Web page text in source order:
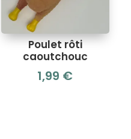
Poulet rôti
caoutchouc
1,99 €